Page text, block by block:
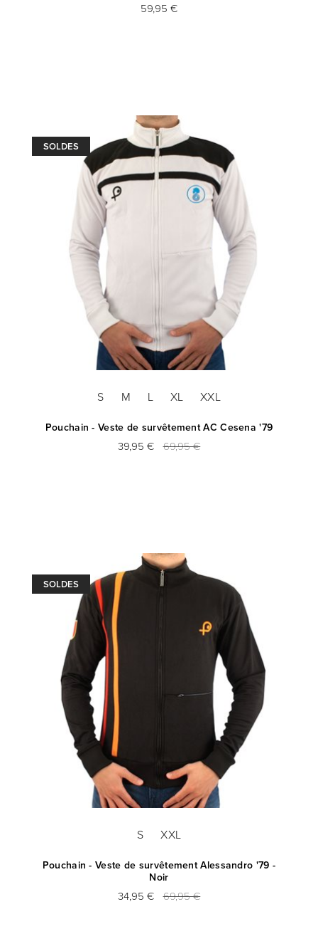
59,95 €
SOLDES
S M L XL XXL
Pouchain - Veste de survêtement AC Cesena '79
39,95 € 69,95 €
SOLDES
S XXL
Pouchain - Veste de survêtement Alessandro '79 -
Noir
34,95 € 69,95 €